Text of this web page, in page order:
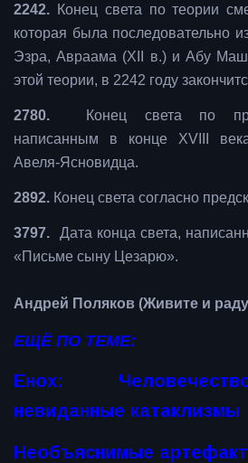
2242. Конец света по теории
которая была последовательно
Эзра, Авраама (XII в.) и Абу
этой теории, в 2242 году
2780. Конец света по
написанным в конце XVIII
Авеля-Ясновидца.
2892. Конец света согласно
3797. Дата конца света,
«Письме сыну Цезарю».
Андрей Поляков (Живите и
ЕЩЁ ПО ТЕМЕ:
Енох:
невиданные катаклизмы
Необъяснимые